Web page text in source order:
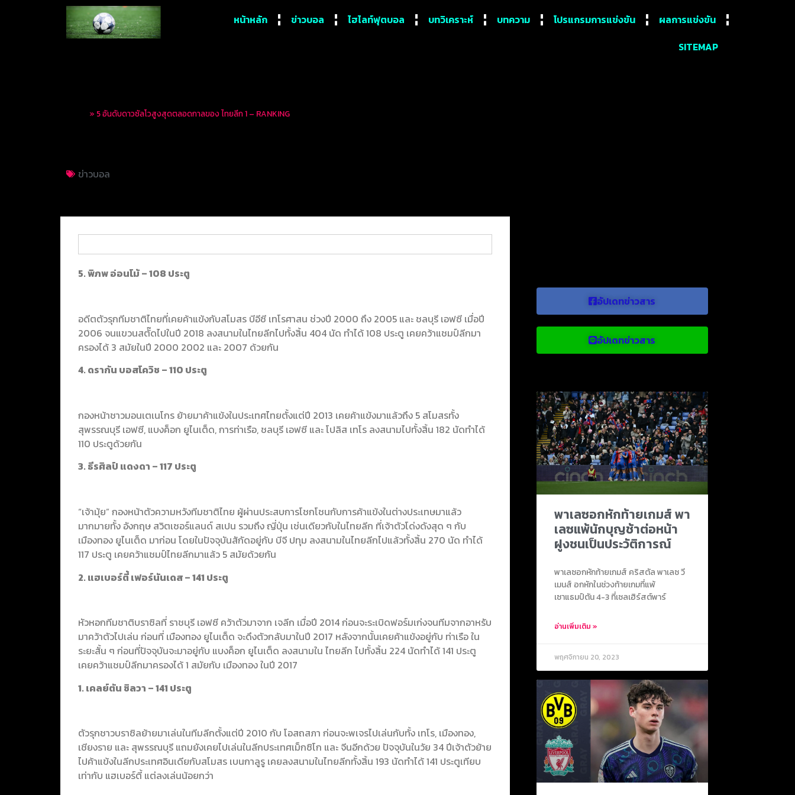
หน้าหลัก ข่าวบอล ไฮไลท์ฟุตบอล บทวิเคราะห์ บทความ โปรแกรมการแข่งขัน
ผลการแข่งขัน
SITEMAP
» 5 อันดับดาวซัลโวสูงสุดตลอดกาลของ ไทยลีก 1 – RANKING
ข่าวบอล
5. พิภพ อ่อนโม้ – 108 ประตู
อดีตตัวรุกทีมชาติไทยที่เคยค้าแข้งกับสโมสร บีอีซี เทโรศาสน ช่วงปี 2000 ถึง 2005 และ ชลบุรี เอฟซี เมื่อปี
2006 จนแขวนสตั๊ดไปในปี 2018 ลงสนามในไทยลีกไปทั้งสิ้น 404 นัด ทำได้ 108 ประตู เคยคว้าแชมป์ลีกมา
ครองได้ 3 สมัยในปี 2000 2002 และ 2007 ด้วยกัน
4. ดรากัน บอสโควิช – 110 ประตู
กองหน้าชาวมอนเตเนโกร ย้ายมาค้าแข้งในประเทศไทยตั้งแต่ปี 2013 เคยค้าแข้งมาแล้วถึง 5 สโมสรทั้ง
สุพรรณบุรี เอฟซี, แบงค็อก ยูไนเต็ด, การท่าเรือ, ชลบุรี เอฟซี และ โปลิส เทโร ลงสนามไปทั้งสิ้น 182 นัดทำได้
110 ประตูด้วยกัน
3. ธีรศิลป์ แดงดา – 117 ประตู
“เจ้ามุ้ย” กองหน้าตัวความหวังทีมชาติไทย ผู้ผ่านประสบการโชกโชนกับการค้าแข้งในต่างประเทษมาแล้ว
มากมายทั้ง อังกฤษ สวิตเซอร์แลนด์ สเปน รวมถึง ญี่ปุ่น เช่นเดียวกับในไทยลีก ที่เจ้าตัวโด่งดังสุด ๆ กับ
เมืองทอง ยูไนเต็ด มาก่อน โดยในปัจจุบันสักัดอยู่กับ บีจี ปทุม ลงสนามในไทยลีกไปแล้วทั้งสิ้น 270 นัด ทำได้
117 ประตู เคยคว้าแชมป์ไทยลีกมาแล้ว 5 สมัยด้วยกัน
2. แฮเบอร์ตี้ เฟอร์นันเดส – 141 ประตู
หัวหอกทีมชาติบราซิลที่ ราชบุรี เอฟซี คว้าตัวมาจาก เจลีก เมื่อปี 2014 ก่อนจะระเบิดฟอร์มเก่งจนทีมจากอาหรับ
มาคว้าตัวไปเล่น ก่อนที่ เมืองทอง ยูไนเต็ด จะดึงตัวกลับมาในปี 2017 หลังจากนั้นเคยค้าแข้งอยู่กับ ท่าเรือ ใน
ระยะสั้น ๆ ก่อนที่ปัจจุบันจะมาอยู่กับ แบงค็อก ยูไนเต็ด ลงสนามใน ไทยลีก ไปทั้งสิ้น 224 นัดทำได้ 141 ประตู
เคยคว้าแชมป์ลีกมาครองได้ 1 สมัยกับ เมืองทอง ในปี 2017
1. เคลย์ตัน ซิลวา – 141 ประตู
ตัวรุกชาวบราซิลย้ายมาเล่นในทีมลีกตั้งแต่ปี 2010 กับ โอสถสภา ก่อนจะพเจรไปเล่นกับทั้ง เทโร, เมืองทอง,
เชียงราย และ สุพรรณบุรี แถมยังเคยไปเล่นในลีกประเทศเม็กซิโก และ จีนอีกด้วย ปัจจุบันในวัย 34 ปีเจ้าตัวย้าย
ไปค้าแข้งในลีกประเทศอินเดียกับสโมสร เบนกาลูรู เคยลงสนามในไทยลีกทั้งสิ้น 193 นัดทำได้ 141 ประตูเทียบ
เท่ากับ แฮเบอร์ตี้ แต่ลงเล่นน้อยกว่า
อัปเดทข่าวสาร
อัปเดทข่าวสาร
พาเลซอกหักท้ายเกมส์ พา
เลซแพ้นักบุญช้าต่อหน้า
ฝูงชนเป็นประวัติการณ์
พาเลซอกหักท้ายเกมส์ คริสตัล พาเลซ วี
เมนส์ อกหักในช่วงท้ายเกมที่แพ้
เซาแธมป์ตัน 4-3 ที่เซลเฮิร์สต์พาร์
อ่านเพิ่มเติม »
พฤศจิกายน 20, 2023